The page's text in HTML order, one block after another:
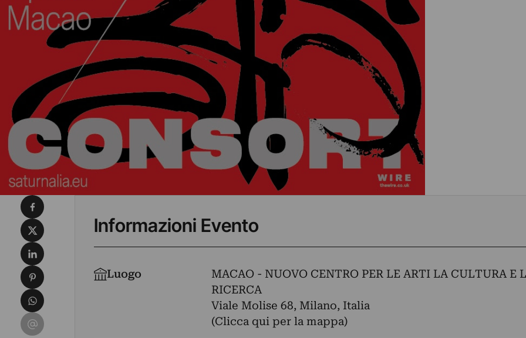
Informazioni Evento
Luogo
MACAO - NUOVO CENTRO PER LE ARTI LA CULTURA E
RICERCA
Viale Molise 68, Milano, Italia
(Clicca qui per la mappa)
Condividi su Facebook
Condividi su X
Condividi su LinkedIn
Condividi su Pinterest
Condividi su WhatsApp
Condividi su Email